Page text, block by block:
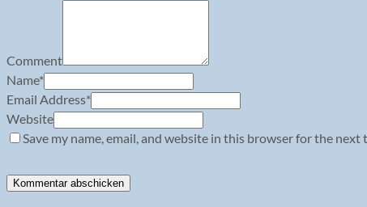
Comment
Name*
Email Address*
Website
Save my name, email, and website in this browser for the next